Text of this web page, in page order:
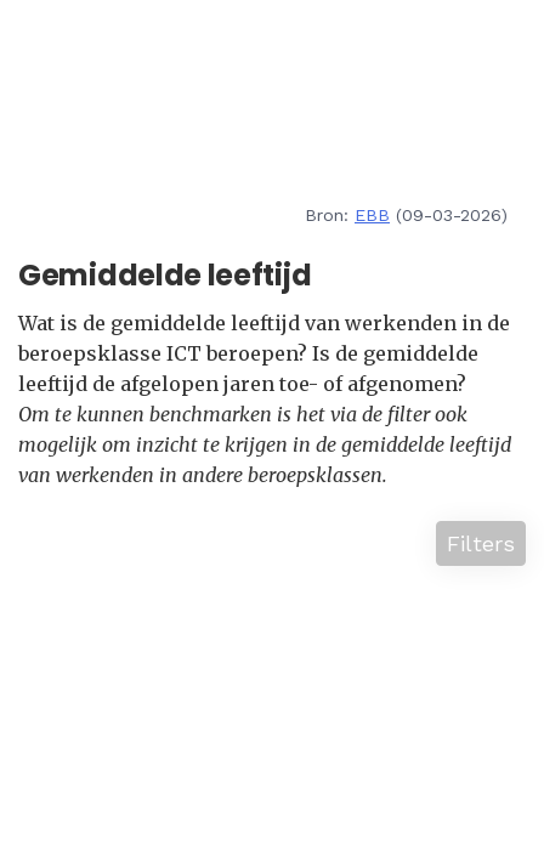
Bron: EBB (09-03-2026)
Gemiddelde leeftijd
Wat is de gemiddelde leeftijd van werkenden in de
beroepsklasse ICT beroepen? Is de gemiddelde
leeftijd de afgelopen jaren toe- of afgenomen?
Om te kunnen benchmarken is het via de filter ook
mogelijk om inzicht te krijgen in de gemiddelde leeftijd
van werkenden in andere beroepsklassen.
Filters